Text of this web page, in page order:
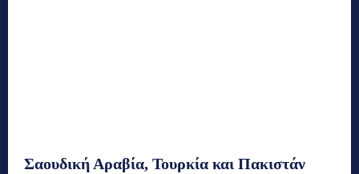
Σαουδική Αραβία, Τουρκία και Πακιστάν